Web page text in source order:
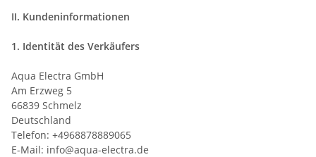
II. Kundeninformationen
1. Identität des Verkäufers
Aqua Electra GmbH
Am Erzweg 5
66839 Schmelz
Deutschland
Telefon: +4968878889065
E-Mail: info@aqua-electra.de